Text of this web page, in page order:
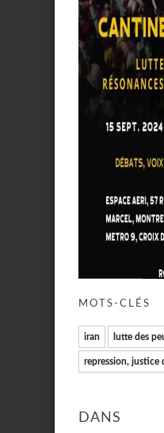
MOTS-CLÉS
iran lutte des
repression, justice
DANS